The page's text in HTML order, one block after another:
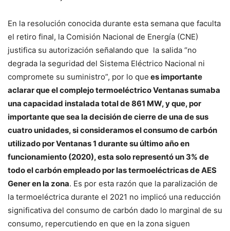
En la resolución conocida durante esta semana que faculta
el retiro final, la Comisión Nacional de Energía (CNE)
justifica su autorización señalando que la salida “no
degrada la seguridad del Sistema Eléctrico Nacional ni
compromete su suministro”, por lo que es importante
aclarar que el complejo termoeléctrico Ventanas sumaba
una capacidad instalada total de 861 MW, y que, por
importante que sea la decisión de cierre de una de sus
cuatro unidades, si consideramos el consumo de carbón
utilizado por Ventanas 1 durante su último año en
funcionamiento (2020), esta solo representó un 3% de
todo el carbón empleado por las termoeléctricas de AES
Gener en la zona. Es por esta razón que la paralización de
la termoeléctrica durante el 2021 no implicó una reducción
significativa del consumo de carbón dado lo marginal de su
consumo, repercutiendo en que en la zona siguen